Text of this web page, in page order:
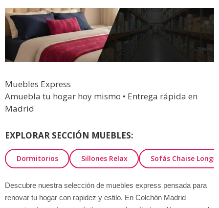
Muebles Express
Amuebla tu hogar hoy mismo • Entrega rápida en
Madrid
EXPLORAR SECCIÓN MUEBLES:
Dormitorios Sillones Relax Sofás Chaise
Descubre nuestra selección de muebles express pensada para
renovar tu hogar con rapidez y estilo. En Colchón Madrid